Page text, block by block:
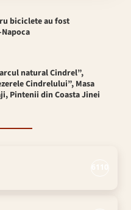
biciclete au fost
natural Cindrel”,
Cindrelului”, Masa
Pintenii din Coasta Jinei